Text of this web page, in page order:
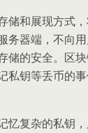
储和展现方式
务器端，不向
储的安全。区
私钥等丢币的
忆复杂的私钥